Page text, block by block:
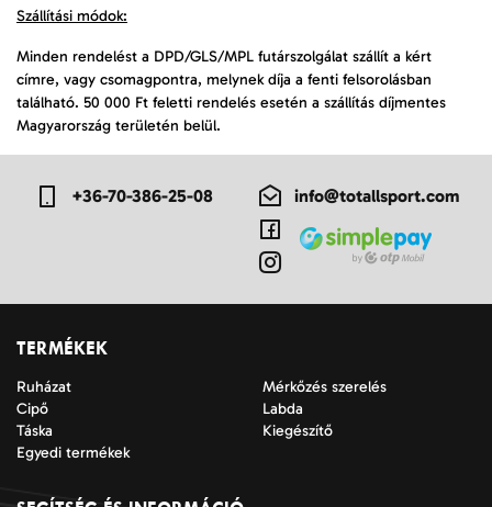
Szállítási módok:
Minden rendelést a DPD/GLS/MPL futárszolgálat szállít a kért
címre, vagy csomagpontra, melynek díja a fenti felsorolásban
található. 50 000 Ft feletti rendelés esetén a szállítás díjmentes
Magyarország területén belül.
+36-70-386-25-08 info@totallsport.com
TERMÉKEK
Ruházat
Mérkőzés szerelés
Cipő
Labda
Táska
Kiegészítő
Egyedi termékek